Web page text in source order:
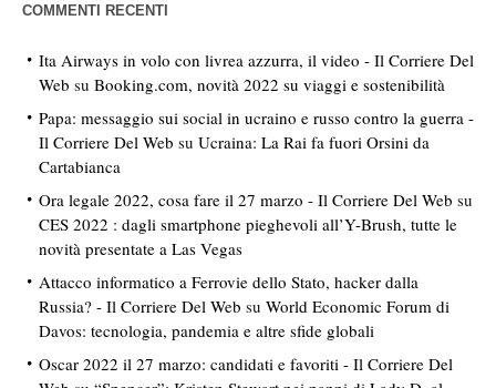
COMMENTI RECENTI
Ita Airways in volo con livrea azzurra, il video - Il Corriere Del
Web su Booking.com, novità 2022 su viaggi e sostenibilità
Papa: messaggio sui social in ucraino e russo contro la guerra -
Il Corriere Del Web su Ucraina: La Rai fa fuori Orsini da
Cartabianca
Ora legale 2022, cosa fare il 27 marzo - Il Corriere Del Web su
CES 2022 : dagli smartphone pieghevoli all’Y-Brush, tutte le
novità presentate a Las Vegas
Attacco informatico a Ferrovie dello Stato, hacker dalla
Russia? - Il Corriere Del Web su World Economic Forum di
Davos: tecnologia, pandemia e altre sfide globali
Oscar 2022 il 27 marzo: candidati e favoriti - Il Corriere Del